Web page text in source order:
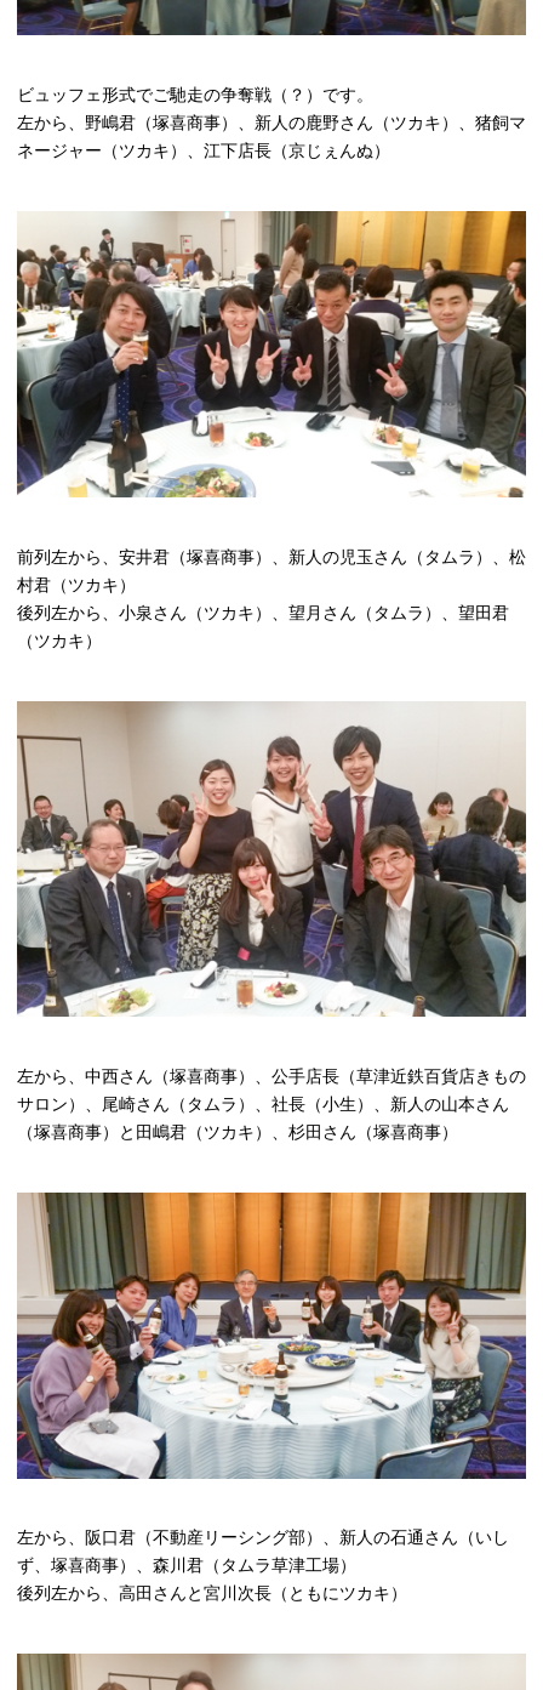
ビュッフェ形式でご馳走の争奪戦（？）です。
左から、野嶋君（塚喜商事）、新人の鹿野さん（ツカキ）、猪飼マ
ネージャー（ツカキ）、江下店長（京じぇんぬ）
前列左から、安井君（塚喜商事）、新人の児玉さん（タムラ）、松
村君（ツカキ）
後列左から、小泉さん（ツカキ）、望月さん（タムラ）、望田君
（ツカキ）
左から、中西さん（塚喜商事）、公手店長（草津近鉄百貨店きもの
サロン）、尾崎さん（タムラ）、社長（小生）、新人の山本さん
（塚喜商事）と田嶋君（ツカキ）、杉田さん（塚喜商事）
左から、阪口君（不動産リーシング部）、新人の石通さん（いし
ず、塚喜商事）、森川君（タムラ草津工場）
後列左から、高田さんと宮川次長（ともにツカキ）